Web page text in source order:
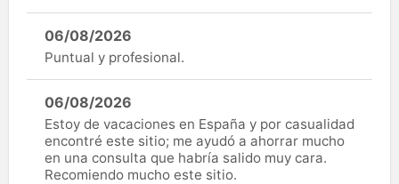
06/08/2026
Puntual y profesional.
06/08/2026
Estoy de vacaciones en España y por casualidad
encontré este sitio; me ayudó a ahorrar mucho
en una consulta que habría salido muy cara.
Recomiendo mucho este sitio.